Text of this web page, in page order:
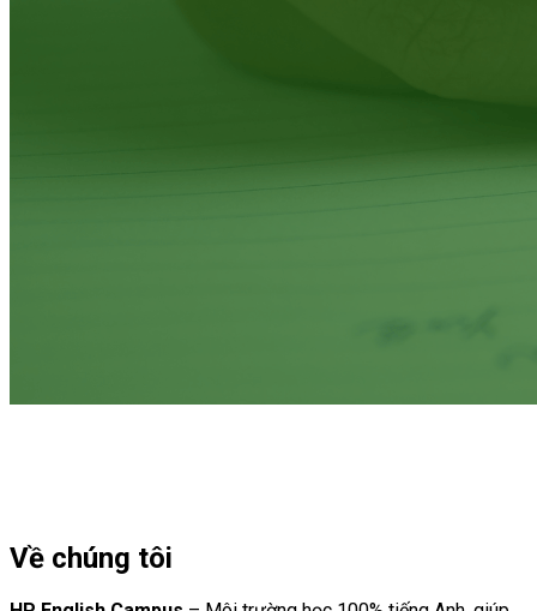
Về chúng tôi